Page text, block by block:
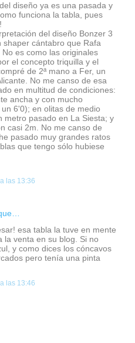
diseño ya es una pasada y
funciona la tabla, pues
del diseño Bonzer 3
shaper cántabro que Rafa
es como las originales
el concepto triquilla y el
de 2ª mano a Fer, un
No me canso de esa
en multitud de condiciones:
ancha y con mucho
6'0); en olitas de medio
metro pasado en La Siesta; y
casi 2m. No me canso de
pasado muy grandes ratos
que tengo sólo hubiese
las 13:36
esa tabla la tuve en mente
la venta en su blog. Si no
y como dices los cóncavos
pero tenía una pinta
las 13:46